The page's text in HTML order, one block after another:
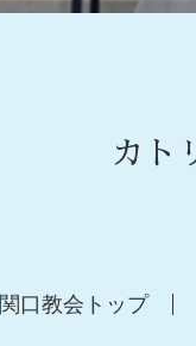
カト
関口教会トップ